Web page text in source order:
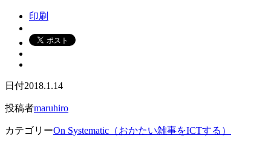
印刷
日付2018.1.14
投稿者maruhiro
カテゴリーOn Systematic（おかたい雑事をICTする）